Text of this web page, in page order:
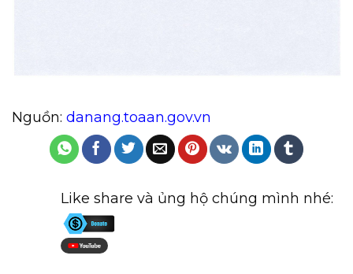
Nguồn: danang.toaan.gov.vn
Like share và ủng hộ chúng mình nhé: